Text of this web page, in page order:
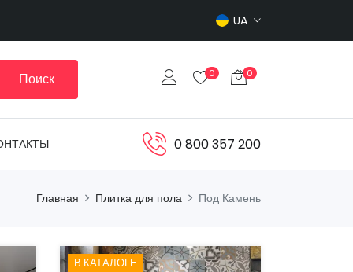
UA
Поиск 0 0
0 800 357 200
Главная Плитка для пола Под Камень
В КАТАЛОГЕ